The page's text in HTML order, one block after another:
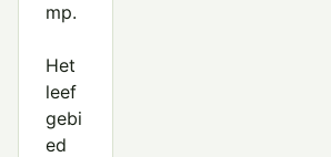
mp.
Het
leef
gebi
ed